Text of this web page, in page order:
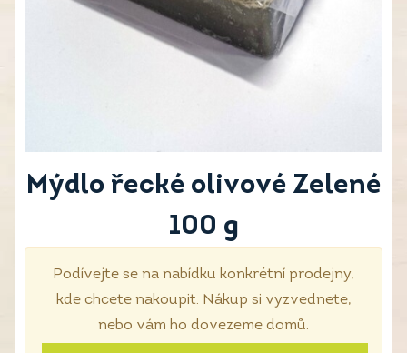
Mýdlo řecké olivové Zelené
100 g
Podívejte se na nabídku konkrétní prodejny,
kde chcete nakoupit. Nákup si vyzvednete,
nebo vám ho dovezeme domů.